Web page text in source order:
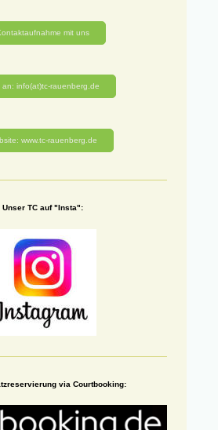
mit uns
an: info(at)tc-rauenberg.de
www.tc-rauenberg.de
Unser TC auf "Insta":
via Courtbooking: